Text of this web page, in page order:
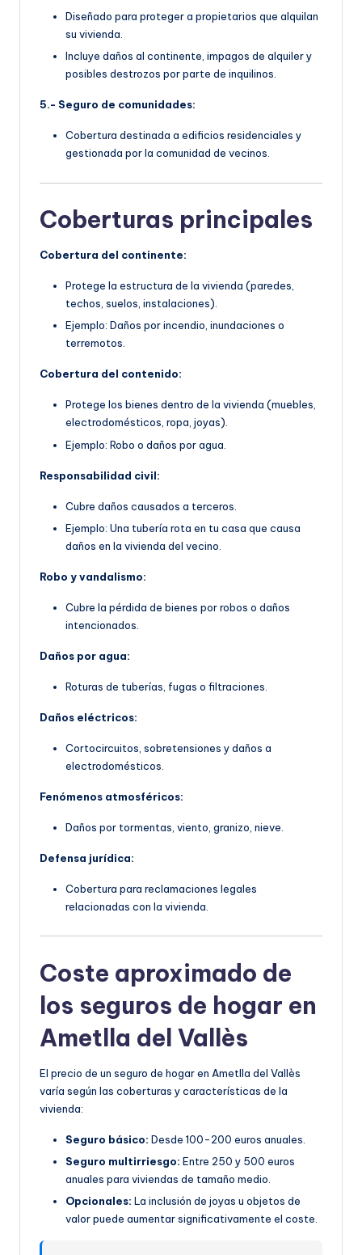
Diseñado para proteger a propietarios que alquilan
su vivienda.
Incluye daños al continente, impagos de alquiler y
posibles destrozos por parte de inquilinos.
5.- Seguro de comunidades:
Cobertura destinada a edificios residenciales y
gestionada por la comunidad de vecinos.
Coberturas principales
Cobertura del continente:
Protege la estructura de la vivienda (paredes,
techos, suelos, instalaciones).
Ejemplo: Daños por incendio, inundaciones o
terremotos.
Cobertura del contenido:
Protege los bienes dentro de la vivienda (muebles,
electrodomésticos, ropa, joyas).
Ejemplo: Robo o daños por agua.
Responsabilidad civil:
Cubre daños causados a terceros.
Ejemplo: Una tubería rota en tu casa que causa
daños en la vivienda del vecino.
Robo y vandalismo:
Cubre la pérdida de bienes por robos o daños
intencionados.
Daños por agua:
Roturas de tuberías, fugas o filtraciones.
Daños eléctricos:
Cortocircuitos, sobretensiones y daños a
electrodomésticos.
Fenómenos atmosféricos:
Daños por tormentas, viento, granizo, nieve.
Defensa jurídica:
Cobertura para reclamaciones legales
relacionadas con la vivienda.
Coste aproximado de
los seguros de hogar en
Ametlla del Vallès
El precio de un seguro de hogar en Ametlla del Vallès
varía según las coberturas y características de la
vivienda:
Seguro básico: Desde 100-200 euros anuales.
Seguro multirriesgo: Entre 250 y 500 euros
anuales para viviendas de tamaño medio.
Opcionales: La inclusión de joyas u objetos de
valor puede aumentar significativamente el coste.